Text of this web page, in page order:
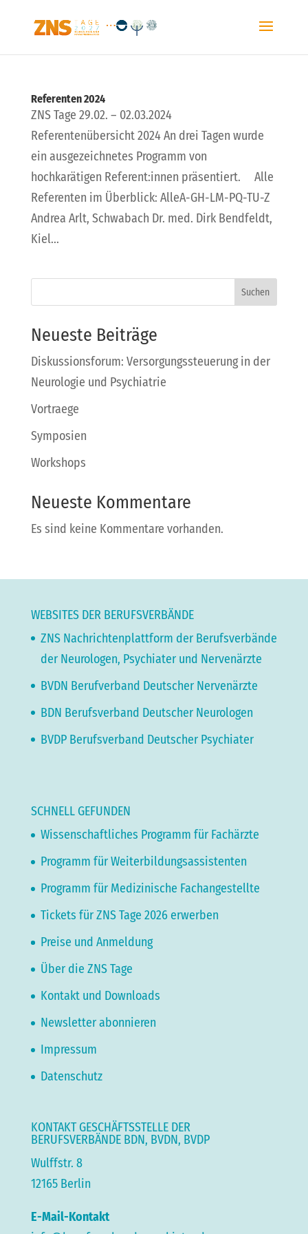
Referenten 2024
ZNS Tage 29.02. – 02.03.2024
Referentenübersicht 2024 An drei Tagen wurde
ein ausgezeichnetes Programm von
hochkarätigen Referent:innen präsentiert. Alle
Referenten im Überblick: AlleA-GH-LM-PQ-TU-Z
Andrea Arlt, Schwabach Dr. med. Dirk Bendfeldt,
Kiel...
Suchen
Neueste Beiträge
Diskussionsforum: Versorgungssteuerung in der
Neurologie und Psychiatrie
Vortraege
Symposien
Workshops
Neueste Kommentare
Es sind keine Kommentare vorhanden.
WEBSITES DER BERUFSVERBÄNDE
ZNS Nachrichtenplattform der Berufsverbände
der Neurologen, Psychiater und Nervenärzte
BVDN Berufverband Deutscher Nervenärzte
BDN Berufsverband Deutscher Neurologen
BVDP Berufsverband Deutscher Psychiater
SCHNELL GEFUNDEN
Wissenschaftliches Programm für Fachärzte
Programm für Weiterbildungsassistenten
Programm für Medizinische Fachangestellte
Tickets für ZNS Tage 2026 erwerben
Preise und Anmeldung
Über die ZNS Tage
Kontakt und Downloads
Newsletter abonnieren
Impressum
Datenschutz
KONTAKT GESCHÄFTSSTELLE DER
BERUFSVERBÄNDE BDN, BVDN, BVDP
Wulffstr. 8
12165 Berlin
E-Mail-Kontakt